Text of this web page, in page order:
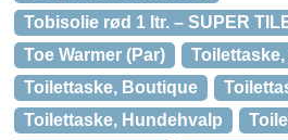
Tobisolie rød 1 ltr. – SUPER
Toe Warmer (Par)
Toilettaske, Boutique
Toilettaske, Hundehvalp